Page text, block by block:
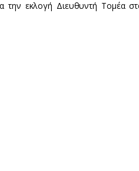
την εκλογή Διευθυντή Τομέα